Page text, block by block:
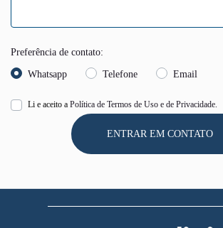
Preferência de contato:
Whatsapp Telefone Email
Li e aceito a Política de Termos de Uso e de Privacidade.
ENTRAR EM CONTATO